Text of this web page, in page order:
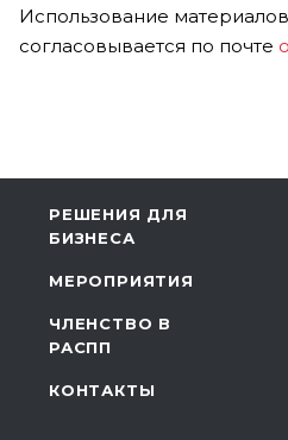
Использование
согласовывается по почте
РЕШЕНИЯ ДЛЯ
БИЗНЕСА
МЕРОПРИЯТИЯ
ЧЛЕНСТВО В
РАСПП
КОНТАКТЫ